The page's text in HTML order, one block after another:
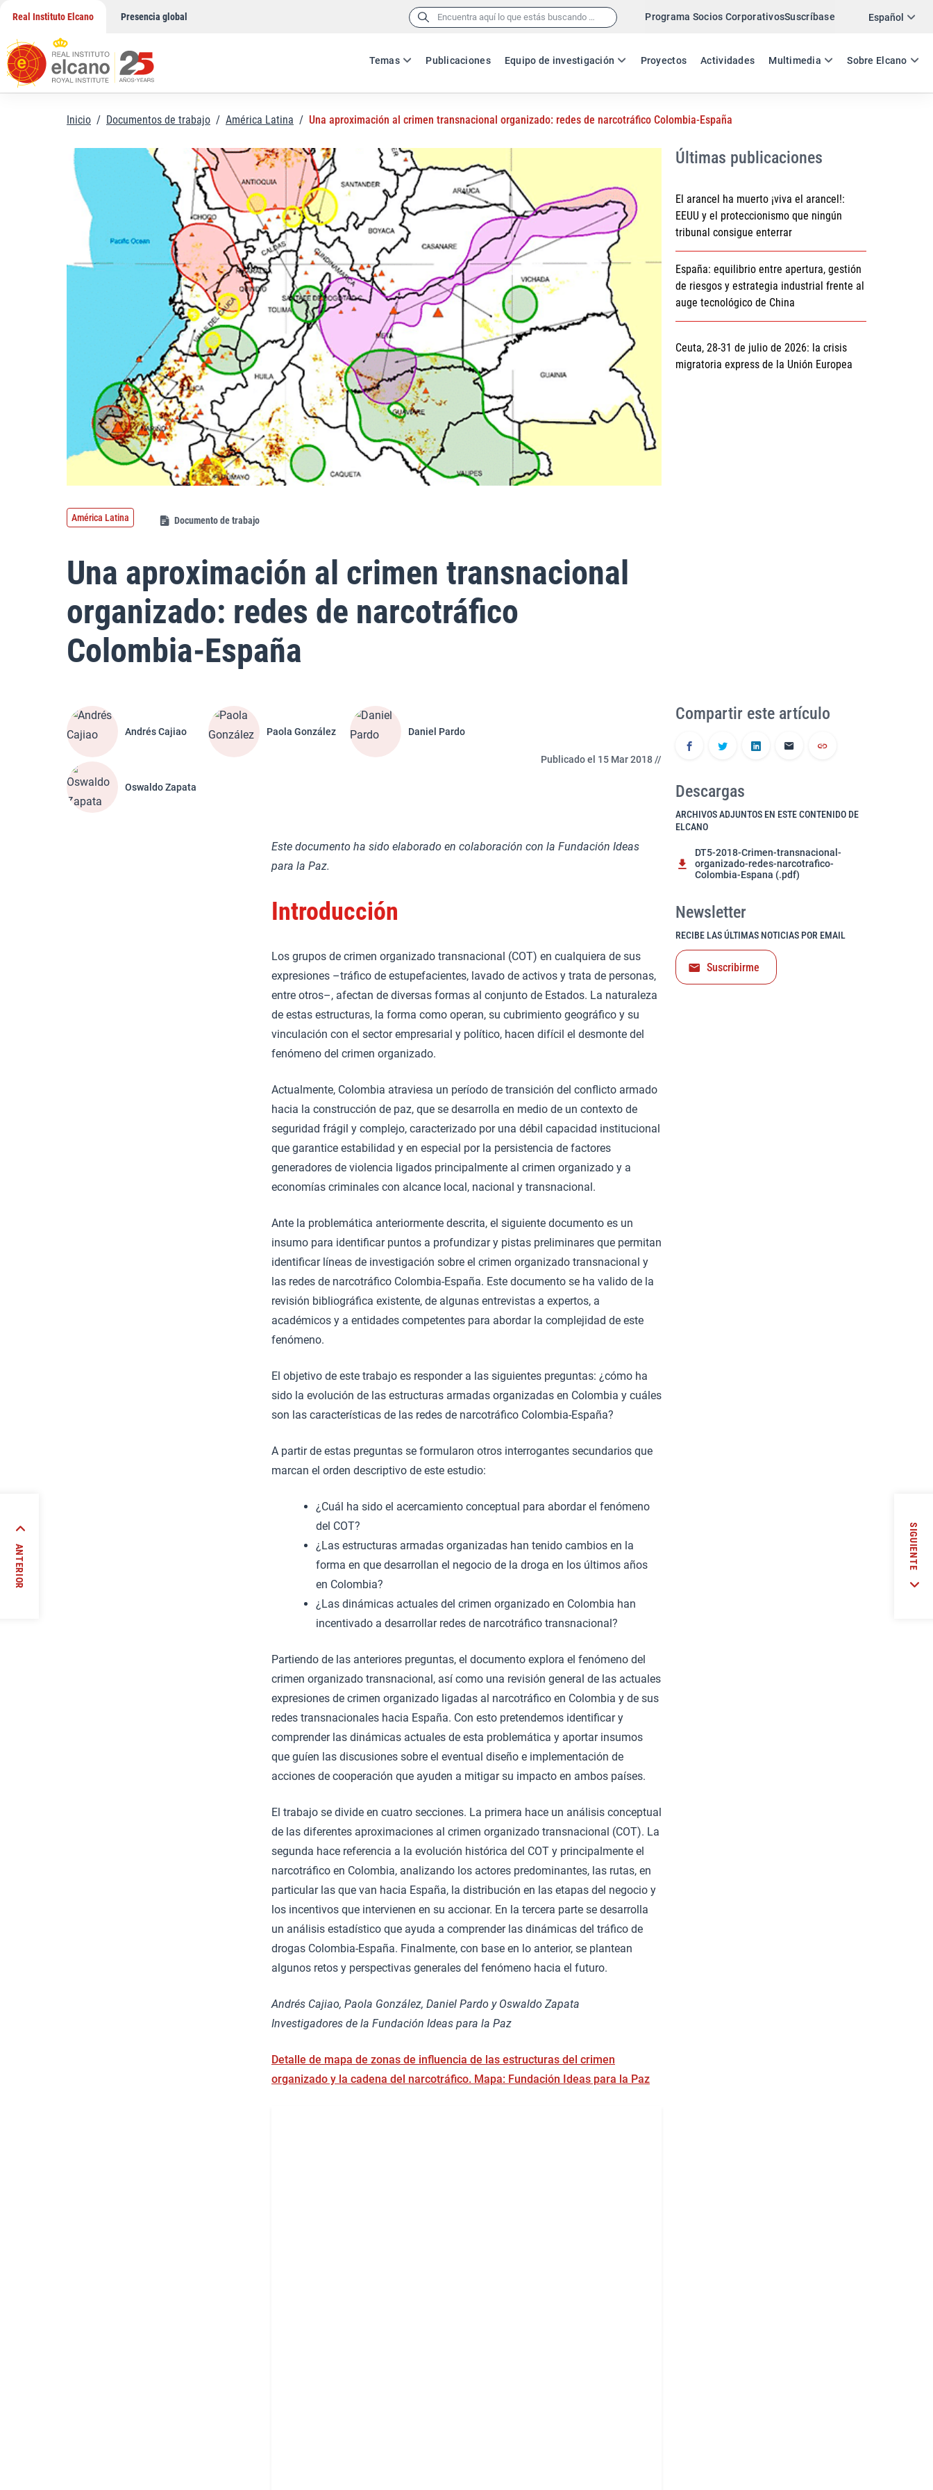
contenido
Real Instituto Elcano Presencia global Buscar: Programa Socios CorporativosSuscríbase Español
ES EN
Temas Publicaciones Equipo de investigación Proyectos Actividades Multimedia Sobre Elcano
COMPARTIR DOCUMENTO DE TRABAJO
Twitter
Inicio / Documentos de trabajo / América Latina / Una aproximación al crimen transnacional organizado: redes de narcotráfico Colombia-España
Una aproximación al crimen transnacional
organizado: redes de narcotráfico
Colombia-España
América Latina Documento de trabajo
Andrés Cajiao Paola González Daniel Pardo
Oswaldo Zapata
Publicado el 15 Mar 2018 //
Últimas publicaciones
El arancel ha muerto ¡viva el arancel!:
EEUU y el proteccionismo que ningún
tribunal consigue enterrar
España: equilibrio entre apertura, gestión
de riesgos y estrategia industrial frente al
auge tecnológico de China
Ceuta, 28-31 de julio de 2026: la crisis
migratoria express de la Unión Europea
Este documento ha sido elaborado en colaboración con la Fundación Ideas
para la Paz.
Introducción
Los grupos de crimen organizado transnacional (COT) en cualquiera de sus
expresiones –tráfico de estupefacientes, lavado de activos y trata de personas,
entre otros–, afectan de diversas formas al conjunto de Estados. La naturaleza
de estas estructuras, la forma como operan, su cubrimiento geográfico y su
vinculación con el sector empresarial y político, hacen difícil el desmonte del
fenómeno del crimen organizado.
Actualmente, Colombia atraviesa un período de transición del conflicto armado
hacia la construcción de paz, que se desarrolla en medio de un contexto de
seguridad frágil y complejo, caracterizado por una débil capacidad institucional
que garantice estabilidad y en especial por la persistencia de factores
generadores de violencia ligados principalmente al crimen organizado y a
economías criminales con alcance local, nacional y transnacional.
Ante la problemática anteriormente descrita, el siguiente documento es un
insumo para identificar puntos a profundizar y pistas preliminares que permitan
identificar líneas de investigación sobre el crimen organizado transnacional y
las redes de narcotráfico Colombia-España. Este documento se ha valido de la
revisión bibliográfica existente, de algunas entrevistas a expertos, a
académicos y a entidades competentes para abordar la complejidad de este
fenómeno.
El objetivo de este trabajo es responder a las siguientes preguntas: ¿cómo ha
sido la evolución de las estructuras armadas organizadas en Colombia y cuáles
son las características de las redes de narcotráfico Colombia-España?
A partir de estas preguntas se formularon otros interrogantes secundarios que
marcan el orden descriptivo de este estudio:
¿Cuál ha sido el acercamiento conceptual para abordar el fenómeno
del COT?
¿Las estructuras armadas organizadas han tenido cambios en la
forma en que desarrollan el negocio de la droga en los últimos años
en Colombia?
¿Las dinámicas actuales del crimen organizado en Colombia han
incentivado a desarrollar redes de narcotráfico transnacional?
Partiendo de las anteriores preguntas, el documento explora el fenómeno del
crimen organizado transnacional, así como una revisión general de las actuales
expresiones de crimen organizado ligadas al narcotráfico en Colombia y de sus
redes transnacionales hacia España. Con esto pretendemos identificar y
comprender las dinámicas actuales de esta problemática y aportar insumos
que guíen las discusiones sobre el eventual diseño e implementación de
acciones de cooperación que ayuden a mitigar su impacto en ambos países.
El trabajo se divide en cuatro secciones. La primera hace un análisis conceptual
de las diferentes aproximaciones al crimen organizado transnacional (COT). La
segunda hace referencia a la evolución histórica del COT y principalmente el
narcotráfico en Colombia, analizando los actores predominantes, las rutas, en
particular las que van hacia España, la distribución en las etapas del negocio y
los incentivos que intervienen en su accionar. En la tercera parte se desarrolla
un análisis estadístico que ayuda a comprender las dinámicas del tráfico de
drogas Colombia-España. Finalmente, con base en lo anterior, se plantean
algunos retos y perspectivas generales del fenómeno hacia el futuro.
Andrés Cajiao, Paola González, Daniel Pardo y Oswaldo Zapata
Investigadores de la Fundación Ideas para la Paz
Detalle de mapa de zonas de influencia de las estructuras del crimen
organizado y la cadena del narcotráfico. Mapa: Fundación Ideas para la Paz
Compartir este artículo
Descargas
ARCHIVOS ADJUNTOS EN ESTE CONTENIDO DE
ELCANO
DT5-2018-Crimen-transnacional-
organizado-redes-narcotrafico-
Colombia-Espana (.pdf)
Newsletter
RECIBE LAS ÚLTIMAS NOTICIAS POR EMAIL
Suscribirme
ANTERIOR SIGUIENTE